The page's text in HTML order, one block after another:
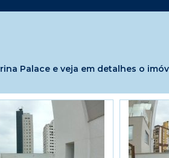
Palace e veja em detalhes o